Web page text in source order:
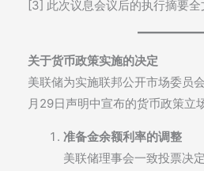
[3] 此次议息会议后的执行摘要全
关于货币政策实施的决定
美联储为实施联邦公开市场委员
月29日声明中宣布的货币政策立
准备金余额利率的调整
美联储理事会一致投票决